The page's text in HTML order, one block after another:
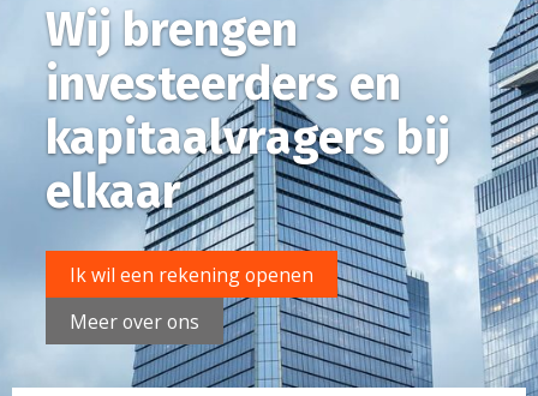
Wij brengen
investeerders en
kapitaalvragers bij
elkaar
Ik wil een rekening openen
Meer over ons